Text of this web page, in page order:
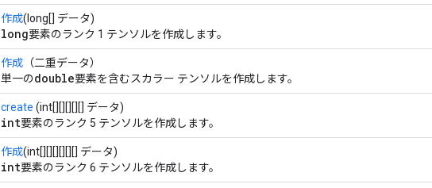
作成(long[] データ)
long要素のランク 1 テンソルを作成します。
作成 （二重データ）
単一のdouble要素を含むスカラー テンソルを作成します。
create (int[][][][][] データ)
int要素のランク 5 テンソルを作成します。
作成(int[][][][][][] データ)
int要素のランク 6 テンソルを作成します。